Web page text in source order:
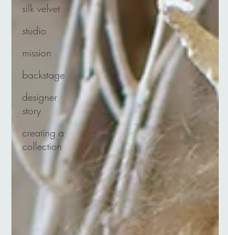
silk velvet
studio
mission
backstage
designer
story
creating a
collection